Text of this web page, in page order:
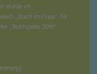
wurde im
„Bach im Fluss“ für
„Bachperle 2018“